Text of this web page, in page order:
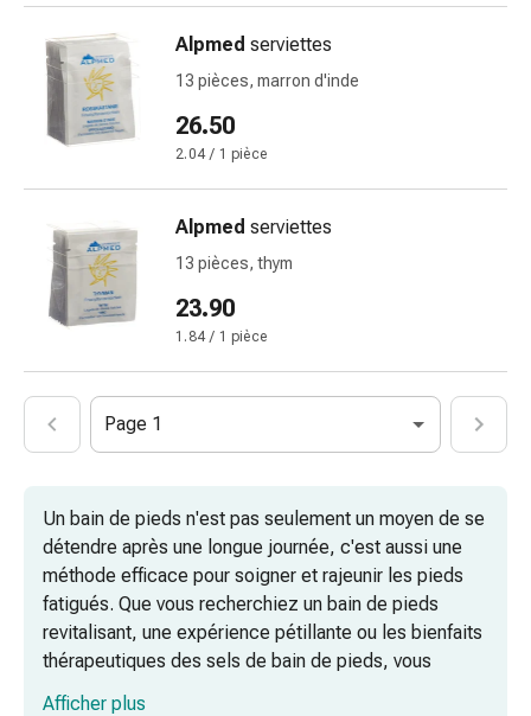
et
crampes
Constipation
Soins
médicaux
la
Eczéma
démangeaisons
Cors
Mycose
des
pieds
Traitement
des
cicatrices
Peau
sèche
Alpmed serviettes
13 pièces, marron d'inde
26.50
2.04 / 1 pièce
Alpmed serviettes
13 pièces, thym
23.90
1.84 / 1 pièce
Page 1
Un bain de pieds n'est pas seulement un moyen de se
détendre après une longue journée, c'est aussi une
méthode efficace pour soigner et rajeunir les pieds
fatigués. Que vous recherchiez un bain de pieds
revitalisant, une expérience pétillante ou les bienfaits
thérapeutiques des sels de bain de pieds, vous
trouverez ici tout ce dont vous avez besoin.
Afficher plus